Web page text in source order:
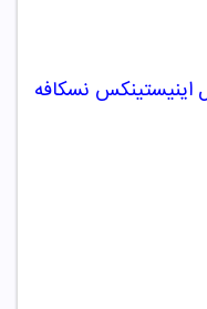
اینیستینکس نسکافه